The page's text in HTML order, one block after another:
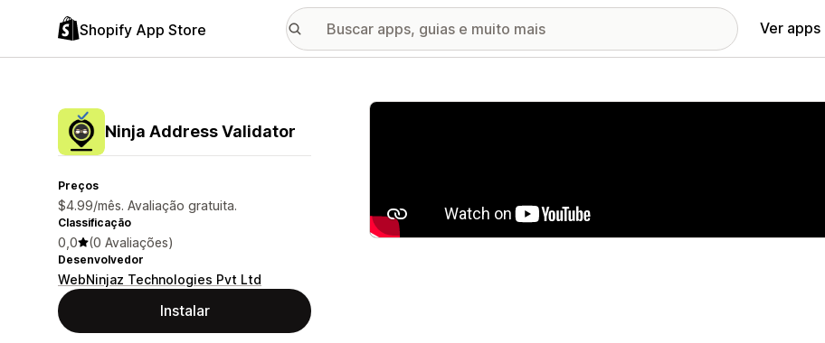
Shopify App Store Ver apps
Ninja Address Validator
Preços
$4.99/mês. Avaliação gratuita.
Classificação
0,0 (0 Avaliações)
Desenvolvedor
WebNinjaz Technologies Pvt Ltd
Instalar
Galeria de imagens em destaque